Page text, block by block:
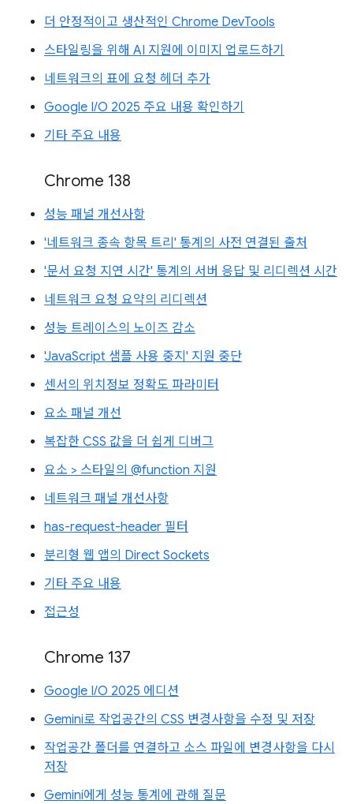
더 안정적이고 생산적인 Chrome DevTools
스타일링을 위해 AI 지원에 이미지 업로드하기
네트워크의 표에 요청 헤더 추가
Google I/O 2025 주요 내용 확인하기
기타 주요 내용
Chrome 138
성능 패널 개선사항
'네트워크 종속 항목 트리' 통계의 사전 연결된 출처
'문서 요청 지연 시간' 통계의 서버 응답 및 리디렉션 시간
네트워크 요청 요약의 리디렉션
성능 트레이스의 노이즈 감소
'JavaScript 샘플 사용 중지' 지원 중단
센서의 위치정보 정확도 파라미터
요소 패널 개선
복잡한 CSS 값을 더 쉽게 디버그
요소 > 스타일의 @function 지원
네트워크 패널 개선사항
has-request-header 필터
분리형 웹 앱의 Direct Sockets
기타 주요 내용
접근성
Chrome 137
Google I/O 2025 에디션
Gemini로 작업공간의 CSS 변경사항을 수정 및 저장
작업공간 폴더를 연결하고 소스 파일에 변경사항을 다시
저장
Gemini에게 성능 통계에 관해 질문